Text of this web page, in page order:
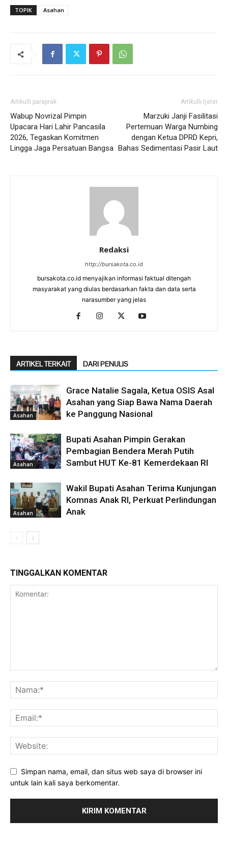
TOPIK Asahan
Artikulli paraprak
Wabup Novrizal Pimpin
Upacara Hari Lahir Pancasila
2026, Tegaskan Komitmen
Lingga Jaga Persatuan Bangsa
Artikulli tjetër
Marzuki Janji Fasilitasi
Pertemuan Warga Numbing
dengan Ketua DPRD Kepri,
Bahas Sedimentasi Pasir Laut
Redaksi
http://bursakota.co.id
bursakota.co.id menyajikan informasi faktual ditengah
masyarakat yang diulas berdasarkan fakta dan data serta
narasumber yang jelas
ARTIKEL TERKAIT DARI PENULIS
Asahan
Grace Natalie Sagala, Ketua OSIS Asal
Asahan yang Siap Bawa Nama Daerah
ke Panggung Nasional
Asahan
Bupati Asahan Pimpin Gerakan
Pembagian Bendera Merah Putih
Sambut HUT Ke-81 Kemerdekaan RI
Asahan
Wakil Bupati Asahan Terima Kunjungan
Komnas Anak RI, Perkuat Perlindungan
Anak
TINGGALKAN KOMENTAR
Simpan nama, email, dan situs web saya di browser ini
untuk lain kali saya berkomentar.